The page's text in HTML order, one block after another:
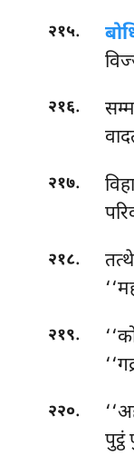
२१५.
२१६.
२१७.
२१८.
२१९.
२२०.